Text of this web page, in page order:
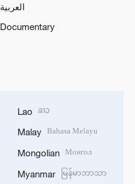
العربية
Documentary
Lao ລາວ
Malay Bahasa Melayu
Mongolian Монгол
Myanmar မြန်မာဘာသာ